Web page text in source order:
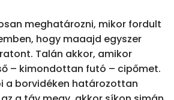
meghatározni, mikor fordult
hogy maaajd egyszer
Talán akkor, amikor
– kimondottan futó – cipőmet.
a borvidéken határozottan